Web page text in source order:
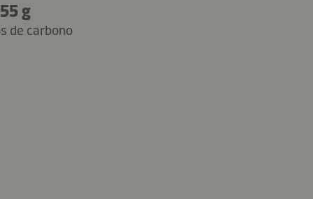
55 g
de carbono